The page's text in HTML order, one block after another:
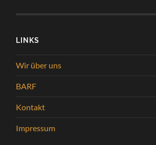
LINKS
Wir über uns
BARF
Kontakt
Impressum